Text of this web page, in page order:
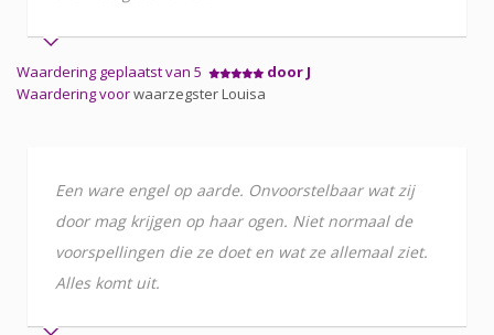
Waardering geplaatst van 5
door J
Waardering voorwaarzegster Louisa
Een ware engel op aarde. Onvoorstelbaar wat zij
door mag krijgen op haar ogen. Niet normaal de
voorspellingen die ze doet en wat ze allemaal ziet.
Alles komt uit.